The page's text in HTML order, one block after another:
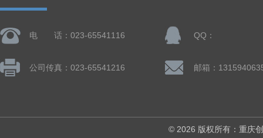
电 话：023-65541116 QQ：
公司传真：023-65541216 邮箱：
© 2026 版权所有：重庆